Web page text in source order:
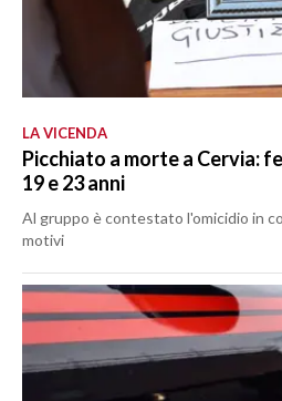
LA VICENDA
Picchiato a morte a Cervia:
19 e 23 anni
Al gruppo è contestato l'omicidio in
motivi